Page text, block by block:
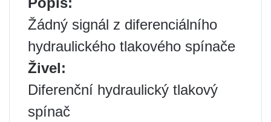
Žádný signál z diferenciálního
hydraulického tlakového spínače
Živel:
Diferenční hydraulický tlakový
spínač